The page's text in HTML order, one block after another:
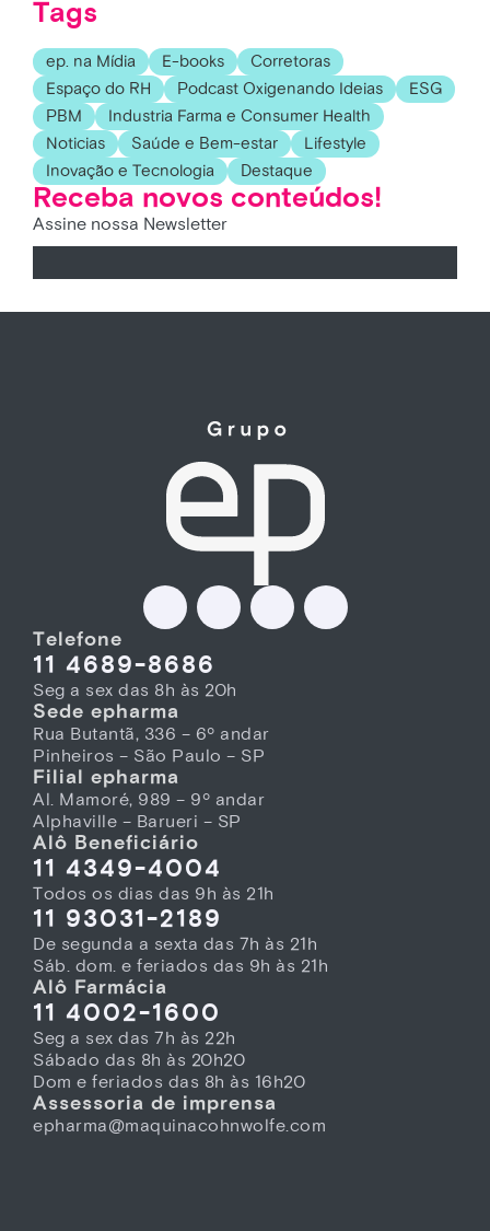
Tags
ep. na Mídia E-books
Corretoras
Espaço do RH
Podcast Oxigenando Ideias
ESG
PBM
Industria Farma e Consumer Health
Noticias
Saúde e Bem-estar
Lifestyle
Inovação e Tecnologia
Destaque
Receba novos conteúdos!
Assine nossa Newsletter
Telefone
11 4689-8686
Seg a sex das 8h às 20h
Sede epharma
Rua Butantã, 336 – 6º andar
Pinheiros – São Paulo – SP
Filial epharma
Al. Mamoré, 989 – 9º andar
Alphaville – Barueri – SP
Alô Beneficiário
11 4349-4004
Todos os dias das 9h às 21h
11 93031-2189
De segunda a sexta das 7h às 21h
Sáb. dom. e feriados das 9h às 21h
Alô Farmácia
11 4002-1600
Seg a sex das 7h às 22h
Sábado das 8h às 20h20
Dom e feriados das 8h às 16h20
Assessoria de imprensa
epharma@maquinacohnwolfe.com